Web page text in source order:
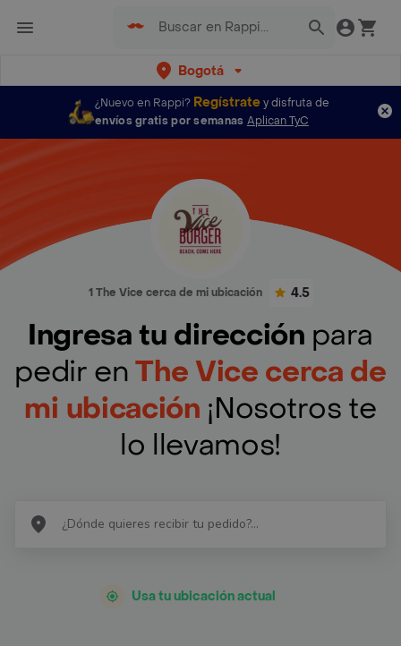
Bogotá
¿Nuevo en Rappi? Regístratey disfruta de
envíos gratis por semanas Aplican TyC
1 The Vice cerca de mi ubicación 4.5
Ingresa tu dirección para
pedir enThe Vice cerca de
mi ubicación ¡Nosotros te
lo llevamos!
Usa tu ubicación actual